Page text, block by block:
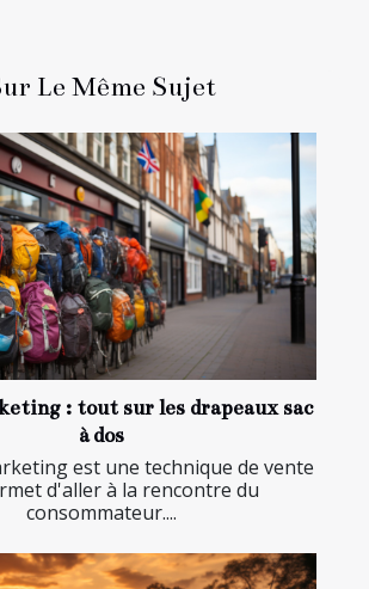
Le Même Sujet
: tout sur les drapeaux sac
à dos
est une technique de vente
d'aller à la rencontre du
consommateur....